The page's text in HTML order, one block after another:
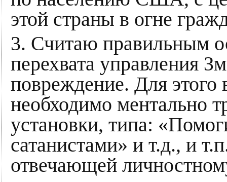
этой страны в огне
3. Считаю правильным
перехвата управления
повреждение. Для этого
необходимо ментально
установки, типа:
сатанистами» и т.д., и
отвечающей